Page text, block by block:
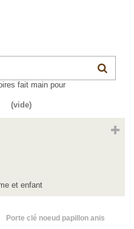
(vide)
Porte clé noeud papillon anis